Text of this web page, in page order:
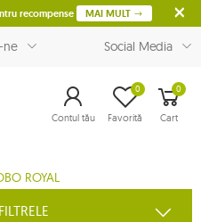
recompense MAI MULT
ne Social Media
Contul tău Favorită
0 0
Cart
ROYAL